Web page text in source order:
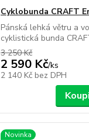
Cyklobunda CRAFT
Pánská lehká větru a
cyklistická bunda
3 250 Kč
2 590 Kč/ks
2 140 Kč bez DPH
Novinka